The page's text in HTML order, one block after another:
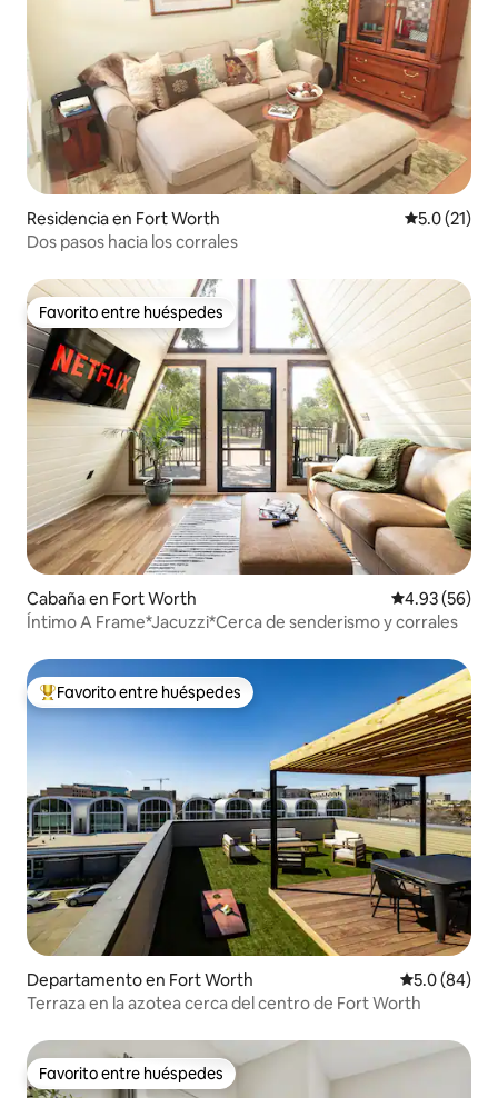
Residencia en Fort Worth Calificación
5.0 (21)
Dos pasos hacia los corrales
Favorito entre huéspedes
Favorito entre huéspedes
Cabaña en Fort Worth Calificación
4.93 (56)
Íntimo A Frame*Jacuzzi*Cerca de senderismo y corrales
De los mejores en Favorito entre huéspedes
Favorito entre huéspedes
Departamento en Fort Worth Calificación
5.0 (84)
Terraza en la azotea cerca del centro de Fort Worth
Favorito entre huéspedes
Favorito entre huéspedes